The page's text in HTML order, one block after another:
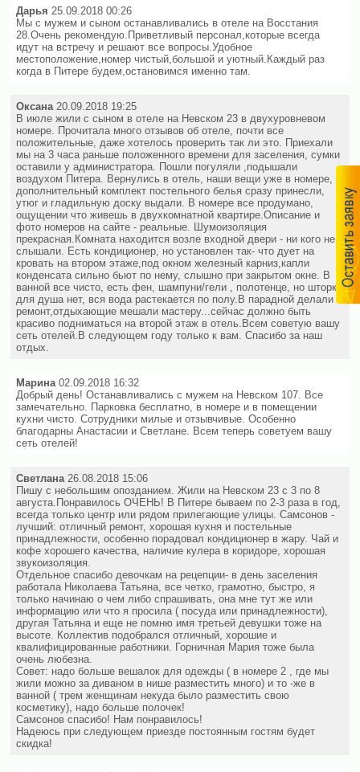
Дарья 25.09.2018 00:26
Мы с мужем и сыном останавливались в отеле на Восстания
28.Очень рекомендую.Приветливый персонал,которые всегда
идут на встречу и решают все вопросы.Удобное
местоположение,номер чистый,большой и уютный.Каждый раз
когда в Питере будем,остановимся именно там.
Оксана20.09.2018 19:25
В июле жили с сыном в отеле на Невском 23 в двухуровневом
номере. Прочитала много отзывов об отеле, почти все
положительные, даже хотелось проверить так ли это. Приехали
мы на 3 часа раньше положенного времени для заселения, сумки
оставили у администратора. Пошли погуляли ,подышали
воздухом Питера. Вернулись в отель, наши вещи уже в номере,
дополнительный комплект постельного белья сразу принесли,
утюг и гладильную доску выдали. В номере все продумано,
ощущении что живешь в двухкомнатной квартире.Описание и
фото номеров на сайте - реальные. Шумоизоляция
прекрасная.Комната находится возле входной двери - ни кого не
слышали. Есть кондиционер, но установлен так- что дует на
кровать на втором этаже,под окном железный карниз,капли
конденсата сильно бьют по нему, слышно при закрытом окне. В
ванной все чисто, есть фен, шампуни/гели , полотенце, но шторки
для душа нет, вся вода растекается по полу.В парадной делали
ремонт,отдыхающие мешали мастеру...сейчас должно быть
красиво подниматься на второй этаж в отель.Всем советую вашу
сеть отелей.В следующем году только к вам. Спасибо за наш
отдых.
Марина02.09.2018 16:32
Добрый день! Останавливались с мужем на Невском 107. Все
замечательно. Парковка бесплатно, в номере и в помещении
кухни чисто. Сотрудники милые и отзывчивые. Особенно
благодарны Анастасии и Светлане. Всем теперь советуем вашу
сеть отелей!
Светлана26.08.2018 15:06
Пишу с небольшим опозданием. Жили на Невском 23 с 3 по 8
августа.Понравилось ОЧЕНЬ! В Питере бываем по 2-3 раза в год,
всегда только центр или рядом прилегающие улицы. Самсонов -
лучший: отличный ремонт, хорошая кухня и постельные
принадлежности, особенно порадовал кондиционер в жару. Чай и
кофе хорошего качества, наличие кулера в коридоре, хорошая
звукоизоляция.
Отдельное спасибо девочкам на рецепции- в день заселения
работала Николаева Татьяна, все четко, грамотно, быстро, я
только начинаю о чем либо спрашивать, она мне тут же или
информацию или что я просила ( посуда или принадлежности),
другая Татьяна и еще не помню имя третьей девушки тоже на
высоте. Коллектив подобрался отличный, хорошие и
квалифицированные работники. Горничная Мария тоже была
очень любезна.
Совет: надо больше вешалок для одежды ( в номере 2 , где мы
жили можно за диваном в нише разместить много) и то -же в
ванной ( трем женщинам некуда было разместить свою
косметику), надо больше полочек!
Самсонов спасибо! Нам понравилось!
Надеюсь при следующем приезде постоянным гостям будет
скидка!